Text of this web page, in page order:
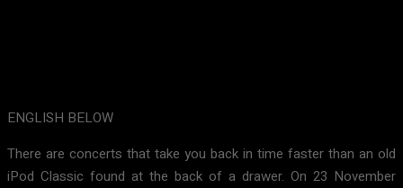
ENGLISH BELOW
There are concerts that take you back in time faster than an old
iPod Classic found at the back of a drawer. On 23 November